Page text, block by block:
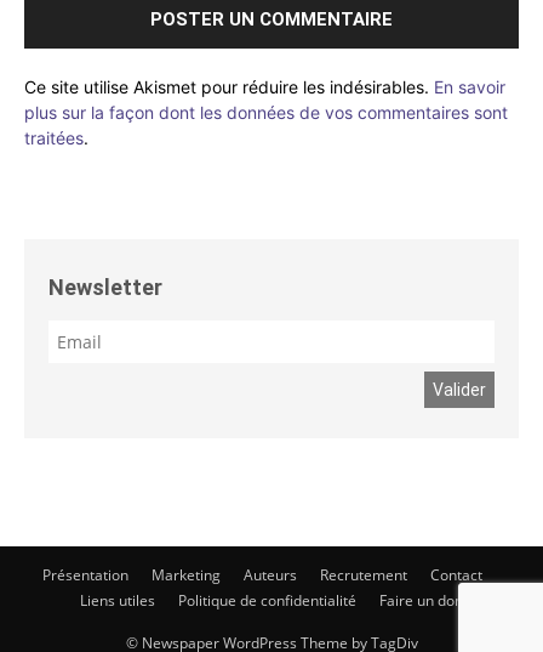
Ce site utilise Akismet pour réduire les indésirables. En savoir
plus sur la façon dont les données de vos commentaires sont
traitées.
Newsletter
Présentation Marketing Auteurs Recrutement
Contact
Liens utiles
Politique de confidentialité Faire un don
© Newspaper WordPress Theme by TagDiv